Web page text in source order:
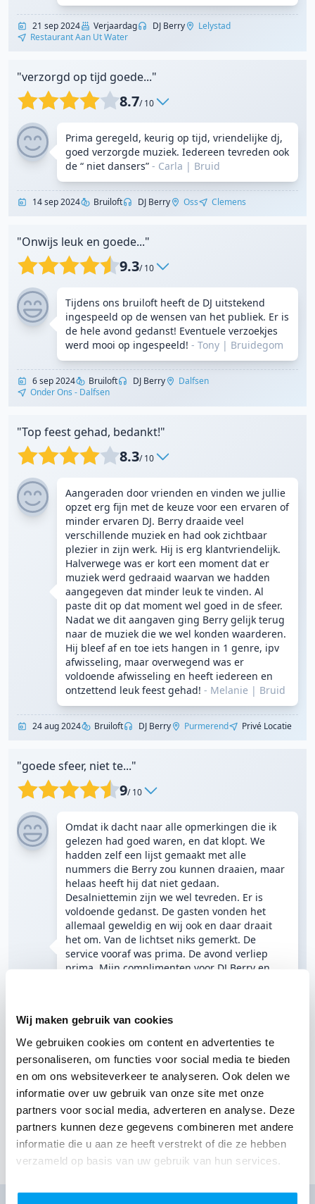
Wij maken gebruik van cookies
We gebruiken cookies om content en advertenties te
personaliseren, om functies voor social media te bieden
en om ons websiteverkeer te analyseren. Ook delen we
informatie over uw gebruik van onze site met onze
partners voor social media, adverteren en analyse. Deze
partners kunnen deze gegevens combineren met andere
informatie die u aan ze heeft verstrekt of die ze hebben
verzameld op basis van uw gebruik van hun services.
21 sep 2024 Verjaardag DJ Berry
Lelystad
Restaurant Aan Ut Water
"verzorgd op tijd goede..."
8.7/ 10
Prima geregeld, keurig op tijd, vriendelijke dj,
goed verzorgde muziek. Iedereen tevreden ook
de “ niet dansers” - Carla | Bruid
14 sep 2024 Bruiloft DJ Berry Oss Clemens
"Onwijs leuk en goede..."
9.3/ 10
Tijdens ons bruiloft heeft de DJ uitstekend
ingespeeld op de wensen van het publiek. Er is
de hele avond gedanst! Eventuele verzoekjes
werd mooi op ingespeeld! - Tony | Bruidegom
6 sep 2024 Bruiloft DJ Berry
Dalfsen
Onder Ons - Dalfsen
"Top feest gehad, bedankt!"
8.3/ 10
Aangeraden door vrienden en vinden we jullie
opzet erg fijn met de keuze voor een ervaren of
minder ervaren DJ. Berry draaide veel
verschillende muziek en had ook zichtbaar
plezier in zijn werk. Hij is erg klantvriendelijk.
Halverwege was er kort een moment dat er
muziek werd gedraaid waarvan we hadden
aangegeven dat minder leuk te vinden. Al
paste dit op dat moment wel goed in de sfeer.
Nadat we dit aangaven ging Berry gelijk terug
naar de muziek die we wel konden waarderen.
Hij bleef af en toe iets hangen in 1 genre, ipv
afwisseling, maar overwegend was er
voldoende afwisseling en heeft iedereen en
ontzettend leuk feest gehad! - Melanie | Bruid
24 aug 2024 Bruiloft DJ Berry Purmerend Privé Locatie
"goede sfeer, niet te..."
9/ 10
Omdat ik dacht naar alle opmerkingen die ik
gelezen had goed waren, en dat klopt. We
hadden zelf een lijst gemaakt met alle
nummers die Berry zou kunnen draaien, maar
helaas heeft hij dat niet gedaan.
Desalniettemin zijn we wel tevreden. Er is
voldoende gedanst. De gasten vonden het
allemaal geweldig en wij ook en daar draait
het om. Van de lichtset niks gemerkt. De
service vooraf was prima. De avond verliep
prima. Mijn complimenten voor DJ Berry en
hogere DJ. Alvast bedankt voor alles en ik zie
de rekening graag tegemoet en zeg maar
tegen Berry dat hij het goed gedaan heeft.
John
Verjaardag
Zalencentrum Berentsen
Toon meer klantervaringen